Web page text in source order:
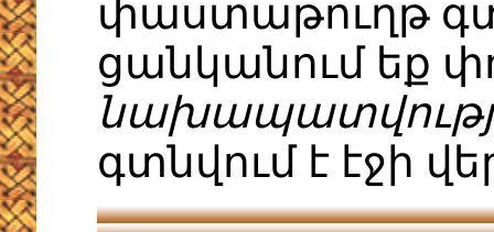
փաստաթուղթ
ցանկանում եք
գտնվում է էջի